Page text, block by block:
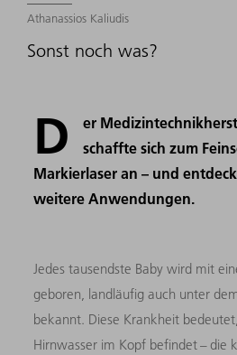
Athanassios Kaliudis
Sonst noch was?
D
er
schaffte sich zum
Markierlaser an – und
weitere Anwendungen.
Jedes tausendste Baby wird mit
geboren, landläufig auch unter
bekannt. Diese Krankheit
Hirnwasser im Kopf befindet – die